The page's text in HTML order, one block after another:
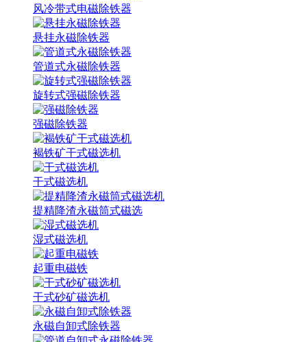
风冷带式电磁除铁器
悬挂永磁除铁器
管道式永磁除铁器
旋转式强磁除铁器
强磁除铁器
褐铁矿干式磁选机
干式磁选机
提精降渣永磁筒式磁选
湿式磁选机
起重电磁铁
干式砂矿磁选机
永磁自卸式除铁器